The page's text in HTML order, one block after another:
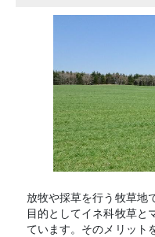
放牧や採草を行う牧草地
目的としてイネ科牧草と
ています。そのメリット